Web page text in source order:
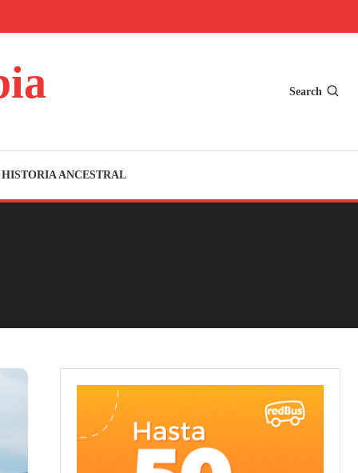
Search
HISTORIA ANCESTRAL